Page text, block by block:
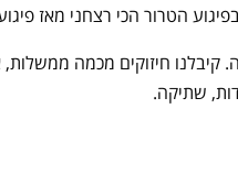
הטרור הכי רצחני מאז
חיזוקים מכמה
שתיקה.